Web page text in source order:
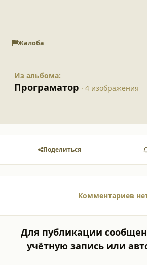
Жалоба
Из альбома:
Програматор · 4 изображения
Поделиться
Комментариев
Для публикации
учётную запись или